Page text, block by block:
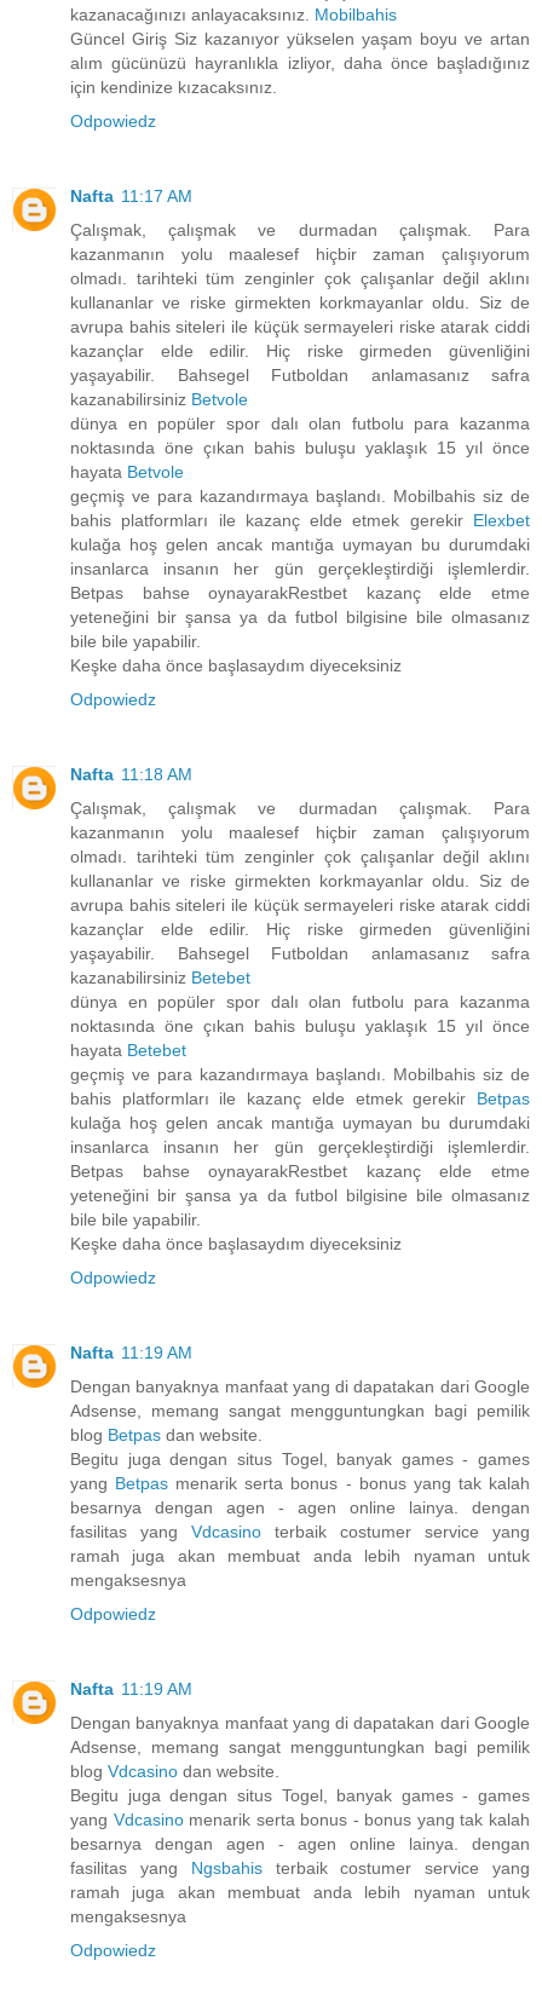
kazanacağınızı anlayacaksınız. Mobilbahis
Güncel Giriş Siz kazanıyor yükselen yaşam boyu ve artan
alım gücünüzü hayranlıkla izliyor, daha önce başladığınız
için kendinize kızacaksınız.
Odpowiedz
Nafta 11:17 AM
Çalışmak, çalışmak ve durmadan çalışmak. Para
kazanmanın yolu maalesef hiçbir zaman çalışıyorum
olmadı. tarihteki tüm zenginler çok çalışanlar değil aklını
kullananlar ve riske girmekten korkmayanlar oldu. Siz de
avrupa bahis siteleri ile küçük sermayeleri riske atarak ciddi
kazançlar elde edilir. Hiç riske girmeden güvenliğini
yaşayabilir. Bahsegel Futboldan anlamasanız safra
kazanabilirsiniz Betvole
dünya en popüler spor dalı olan futbolu para kazanma
noktasında öne çıkan bahis buluşu yaklaşık 15 yıl önce
hayata Betvole
geçmiş ve para kazandırmaya başlandı. Mobilbahis siz de
bahis platformları ile kazanç elde etmek gerekir Elexbet
kulağa hoş gelen ancak mantığa uymayan bu durumdaki
insanlarca insanın her gün gerçekleştirdiği işlemlerdir.
Betpas bahse oynayarakRestbet kazanç elde etme
yeteneğini bir şansa ya da futbol bilgisine bile olmasanız
bile bile yapabilir.
Keşke daha önce başlasaydım diyeceksiniz
Odpowiedz
Nafta 11:18 AM
Çalışmak, çalışmak ve durmadan çalışmak. Para
kazanmanın yolu maalesef hiçbir zaman çalışıyorum
olmadı. tarihteki tüm zenginler çok çalışanlar değil aklını
kullananlar ve riske girmekten korkmayanlar oldu. Siz de
avrupa bahis siteleri ile küçük sermayeleri riske atarak ciddi
kazançlar elde edilir. Hiç riske girmeden güvenliğini
yaşayabilir. Bahsegel Futboldan anlamasanız safra
kazanabilirsiniz Betebet
dünya en popüler spor dalı olan futbolu para kazanma
noktasında öne çıkan bahis buluşu yaklaşık 15 yıl önce
hayata Betebet
geçmiş ve para kazandırmaya başlandı. Mobilbahis siz de
bahis platformları ile kazanç elde etmek gerekir Betpas
kulağa hoş gelen ancak mantığa uymayan bu durumdaki
insanlarca insanın her gün gerçekleştirdiği işlemlerdir.
Betpas bahse oynayarakRestbet kazanç elde etme
yeteneğini bir şansa ya da futbol bilgisine bile olmasanız
bile bile yapabilir.
Keşke daha önce başlasaydım diyeceksiniz
Odpowiedz
Nafta 11:19 AM
Dengan banyaknya manfaat yang di dapatakan dari Google
Adsense, memang sangat mengguntungkan bagi pemilik
blog Betpas dan website.
Begitu juga dengan situs Togel, banyak games - games
yang Betpas menarik serta bonus - bonus yang tak kalah
besarnya dengan agen - agen online lainya. dengan
fasilitas yang Vdcasino terbaik costumer service yang
ramah juga akan membuat anda lebih nyaman untuk
mengaksesnya
Odpowiedz
Nafta 11:19 AM
Dengan banyaknya manfaat yang di dapatakan dari Google
Adsense, memang sangat mengguntungkan bagi pemilik
blog Vdcasino dan website.
Begitu juga dengan situs Togel, banyak games - games
yang Vdcasinomenarik serta bonus - bonus yang tak kalah
besarnya dengan agen - agen online lainya. dengan
fasilitas yang Ngsbahisterbaik costumer service yang
ramah juga akan membuat anda lebih nyaman untuk
mengaksesnya
Odpowiedz